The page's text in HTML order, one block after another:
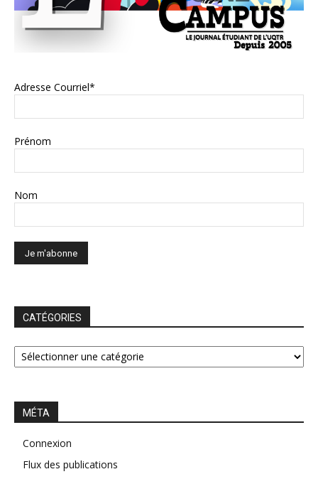
Adresse Courriel*
Prénom
Nom
CATÉGORIES
CATÉGORIES
MÉTA
Connexion
Flux des publications